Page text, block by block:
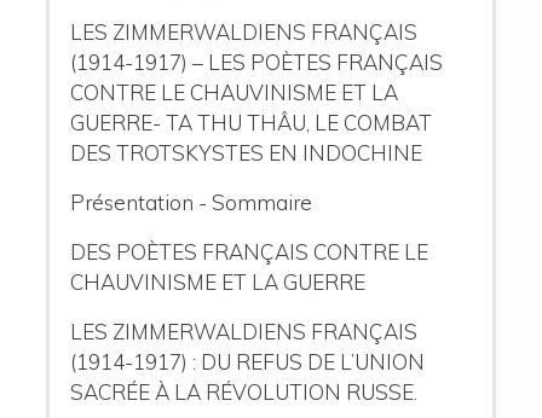
LES ZIMMERWALDIENS FRANÇAIS
(1914-1917) – LES POÈTES FRANÇAIS
CONTRE LE CHAUVINISME ET LA
GUERRE- TA THU THÂU, LE COMBAT
DES TROTSKYSTES EN INDOCHINE
Présentation - Sommaire
DES POÈTES FRANÇAIS CONTRE LE
CHAUVINISME ET LA GUERRE
LES ZIMMERWALDIENS FRANÇAIS
(1914-1917) : DU REFUS DE L’UNION
SACRÉE À LA RÉVOLUTION RUSSE.